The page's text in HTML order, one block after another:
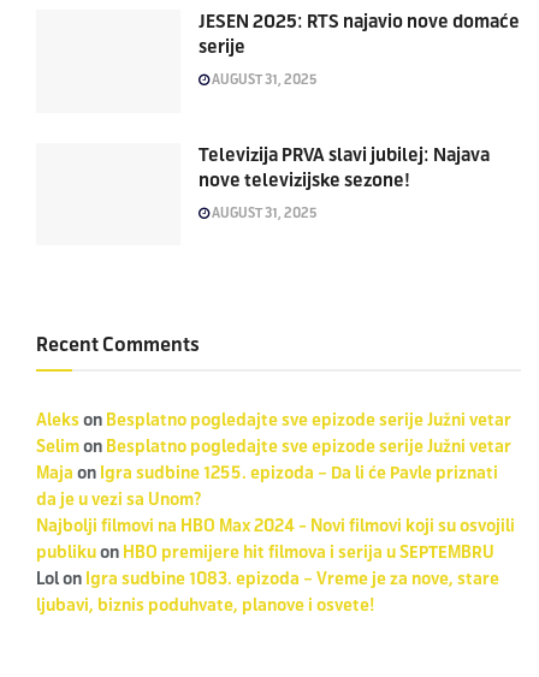
JESEN 2025: RTS najavio nove domaće
serije
AUGUST 31, 2025
Televizija PRVA slavi jubilej: Najava
nove televizijske sezone!
AUGUST 31, 2025
Recent Comments
Alekson Besplatno pogledajte sve epizode serije Južni vetar
Selimon Besplatno pogledajte sve epizode serije Južni vetar
Maja on Igra sudbine 1255. epizoda – Da li će Pavle priznati
da je u vezi sa Unom?
Najbolji filmovi na HBO Max 2024 - Novi filmovi koji su osvojili
publikuon HBO premijere hit filmova i serija u SEPTEMBRU
Lolon Igra sudbine 1083. epizoda – Vreme je za nove, stare
ljubavi, biznis poduhvate, planove i osvete!